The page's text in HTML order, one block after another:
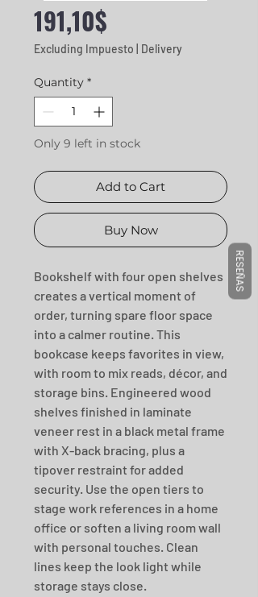
191,10$
Excluding Impuesto Delivery
Quantity *
Only 9 left in stock
Add to Cart
Buy Now
Bookshelf with four open shelves
creates a vertical moment of
order, turning spare floor space
into a calmer routine. This
bookcase keeps favorites in view,
with room to mix reads, décor, and
storage bins. Engineered wood
shelves finished in laminate
veneer rest in a black metal frame
with X-back bracing, plus a
tipover restraint for added
security. Use the open tiers to
stage work references in a home
office or soften a living room wall
with personal touches. Clean
lines keep the look light while
storage stays close.
RESEÑAS